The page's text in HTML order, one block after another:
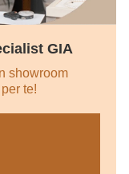
GIA
showroom
te!